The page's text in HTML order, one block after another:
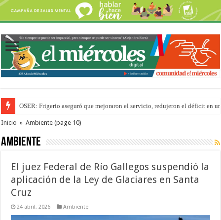
Por primera vez hicieron una cirugía de reconstrucción torácica en el
Inicio » Ambiente (page 10)
Ambiente
El juez Federal de Río Gallegos suspendió la
aplicación de la Ley de Glaciares en Santa
Cruz
24 abril, 2026 Ambiente